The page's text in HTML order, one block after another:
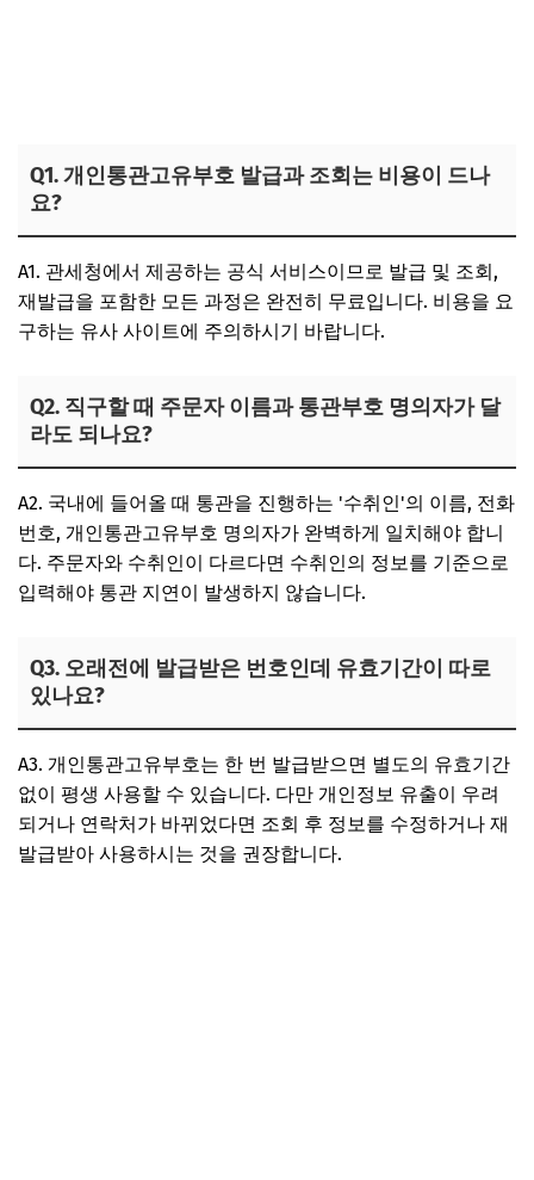
Q1. 개인통관고유부호 발급과 조회는 비용이 드나
요?
A1. 관세청에서 제공하는 공식 서비스이므로 발급 및 조회,
재발급을 포함한 모든 과정은 완전히 무료입니다. 비용을 요
구하는 유사 사이트에 주의하시기 바랍니다.
Q2. 직구할 때 주문자 이름과 통관부호 명의자가 달
라도 되나요?
A2. 국내에 들어올 때 통관을 진행하는 '수취인'의 이름, 전화
번호, 개인통관고유부호 명의자가 완벽하게 일치해야 합니
다. 주문자와 수취인이 다르다면 수취인의 정보를 기준으로
입력해야 통관 지연이 발생하지 않습니다.
Q3. 오래전에 발급받은 번호인데 유효기간이 따로
있나요?
A3. 개인통관고유부호는 한 번 발급받으면 별도의 유효기간
없이 평생 사용할 수 있습니다. 다만 개인정보 유출이 우려
되거나 연락처가 바뀌었다면 조회 후 정보를 수정하거나 재
발급받아 사용하시는 것을 권장합니다.